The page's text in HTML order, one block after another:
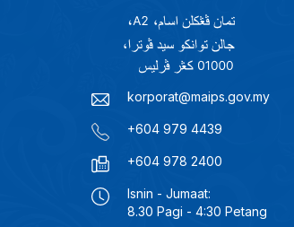
korporat@maips.gov.my
+604 979 4439
+604 978 2400
Isnin - Jumaat:
8.30 Pagi - 4:30 Petang